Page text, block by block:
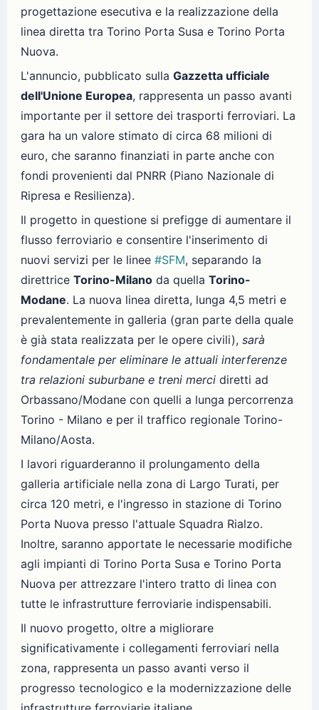
progettazione esecutiva e la realizzazione della
linea diretta tra Torino Porta Susa e Torino Porta
Nuova.
L'annuncio, pubblicato sulla Gazzetta ufficiale
dell'Unione Europea, rappresenta un passo avanti
importante per il settore dei trasporti ferroviari. La
gara ha un valore stimato di circa 68 milioni di
euro, che saranno finanziati in parte anche con
fondi provenienti dal PNRR (Piano Nazionale di
Ripresa e Resilienza).
Il progetto in questione si prefigge di aumentare il
flusso ferroviario e consentire l'inserimento di
nuovi servizi per le linee #SFM, separando la
direttrice Torino-Milano da quella Torino-
Modane. La nuova linea diretta, lunga 4,5 metri e
prevalentemente in galleria (gran parte della quale
è già stata realizzata per le opere civili), sarà
fondamentale per eliminare le attuali interferenze
tra relazioni suburbane e treni merci diretti ad
Orbassano/Modane con quelli a lunga percorrenza
Torino - Milano e per il traffico regionale Torino-
Milano/Aosta.
I lavori riguarderanno il prolungamento della
galleria artificiale nella zona di Largo Turati, per
circa 120 metri, e l'ingresso in stazione di Torino
Porta Nuova presso l'attuale Squadra Rialzo.
Inoltre, saranno apportate le necessarie modifiche
agli impianti di Torino Porta Susa e Torino Porta
Nuova per attrezzare l'intero tratto di linea con
tutte le infrastrutture ferroviarie indispensabili.
Il nuovo progetto, oltre a migliorare
significativamente i collegamenti ferroviari nella
zona, rappresenta un passo avanti verso il
progresso tecnologico e la modernizzazione delle